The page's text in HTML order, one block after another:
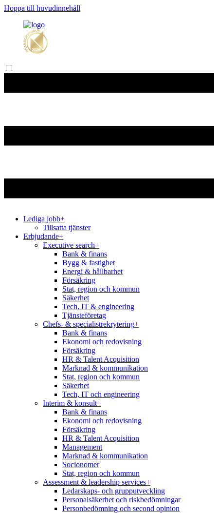
Hoppa till huvudinnehåll
Lediga jobb+
Tillsatta tjänster
Erbjudande+
Executive search+
Bank & finans
Bygg & fastighet
Energi & hållbarhet
Försäkring
Stat, region och kommun
Säkerhet
Tech, IT & engineering
Tjänsteföretag
Chefs- & specialistrekrytering+
Bank & finans
Ekonomi och redovisning
Försäkring
HR & Talent Acquisition
Marknad & kommunikation
Stat, region och kommun
Säkerhet
Tech, IT och engineering
Interim & konsult+
Bank & finans
Ekonomi och redovisning
Försäkring
HR & Talent Acquisition
Management
Marknad & kommunikation
Socionomer
Stat, region och kommun
Assessment & leadership services+
Ledarskaps- och grupputveckling
Personalsäkerhet och riskbedömningar
Personbedömning och second opinion